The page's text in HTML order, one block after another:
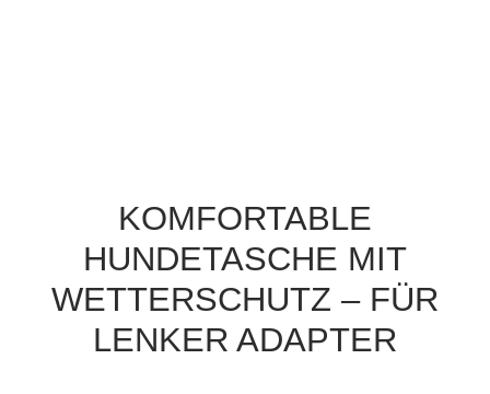
KOMFORTABLE
HUNDETASCHE MIT
WETTERSCHUTZ – FÜR
LENKER ADAPTER